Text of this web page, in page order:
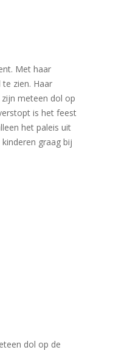
Met haar
zien. Haar
meteen dol op
is het feest
het paleis uit
graag bij
dol op de